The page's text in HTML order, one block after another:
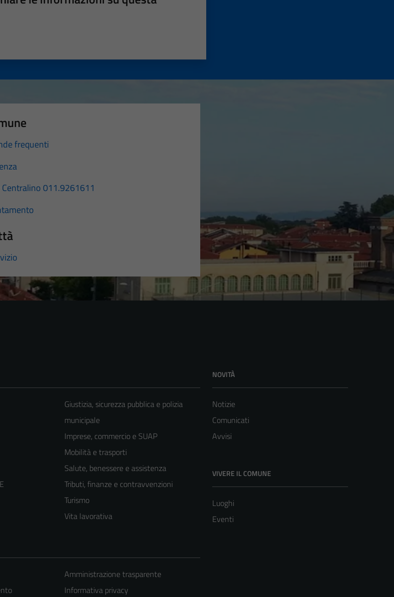
frequenti
011.9261611
Giustizia, sicurezza pubblica e polizia
municipale
Imprese, commercio e SUAP
Mobilità e trasporti
Salute, benessere e assistenza
Tributi, finanze e contravvenzioni
Turismo
Vita lavorativa
NOVITÀ
Notizie
Comunicati
Avvisi
VIVERE IL COMUNE
Luoghi
Eventi
Amministrazione trasparente
Informativa privacy